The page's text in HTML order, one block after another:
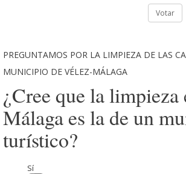
Votar
PREGUNTAMOS POR LA LIMPIEZA DE LAS
MUNICIPIO DE VÉLEZ-MÁLAGA
¿Cree que la limpieza
Málaga es la de un
turístico?
Sí